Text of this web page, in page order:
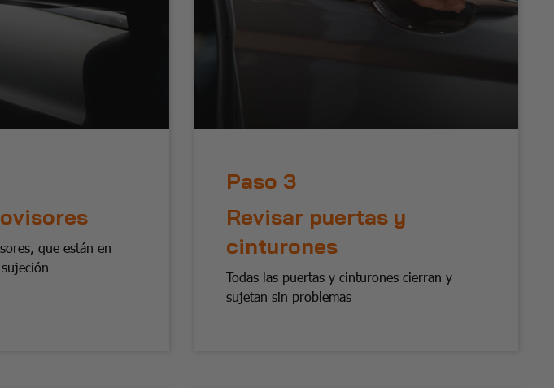
que están en
Paso 3
Revisar puertas y
cinturones
Todas las puertas y cinturones cierran y
sujetan sin problemas